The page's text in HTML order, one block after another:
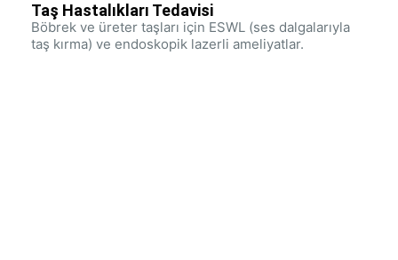
Taş Hastalıkları Tedavisi
Böbrek ve üreter taşları için ESWL (ses dalgalarıyla
taş kırma) ve endoskopik lazerli ameliyatlar.